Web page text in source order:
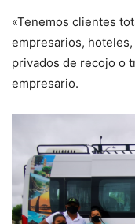
«Tenemos clientes
empresarios,
privados de recojo o
empresario.